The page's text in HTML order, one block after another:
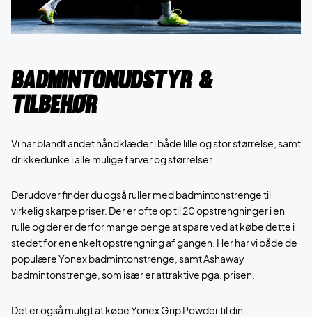
Badmintonudstyr &
Tilbehør
Vi har blandt andet håndklæder i både lille og stor størrelse, samt
drikkedunke i alle mulige farver og størrelser.
Derudover finder du også ruller med badmintonstrenge til
virkelig skarpe priser. Der er ofte op til 20 opstrengninger i en
rulle og der er derfor mange penge at spare ved at købe dette i
stedet for en enkelt opstrengning af gangen. Her har vi både de
populære Yonex badmintonstrenge, samt Ashaway
badmintonstrenge, som især er attraktive pga. prisen.
Det er også muligt at købe Yonex Grip Powder til din